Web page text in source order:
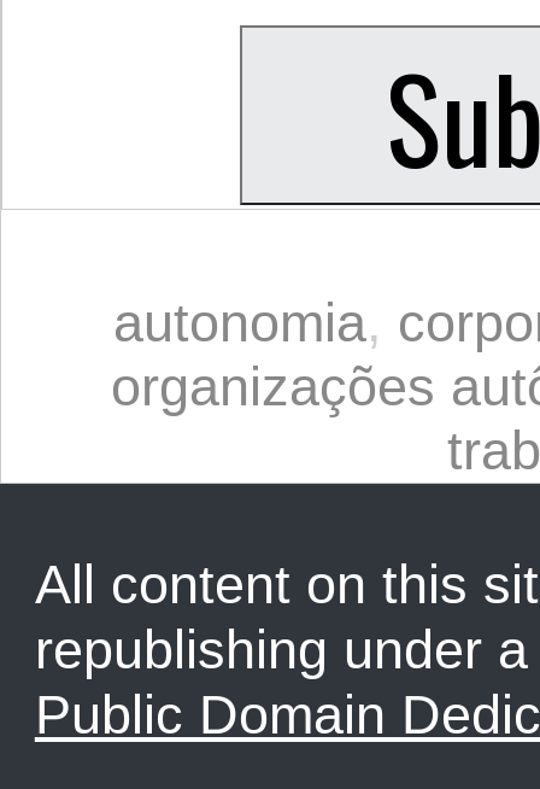
autonomia,
organizações
All content on this
republishing under
Public Domain